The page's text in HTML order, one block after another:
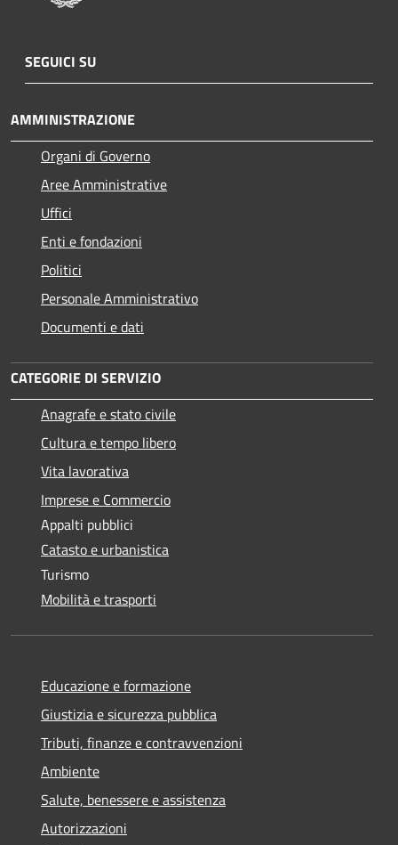
SEGUICI SU
AMMINISTRAZIONE
Organi di Governo
Aree Amministrative
Uffici
Enti e fondazioni
Politici
Personale Amministrativo
Documenti e dati
CATEGORIE DI SERVIZIO
Anagrafe e stato civile
Cultura e tempo libero
Vita lavorativa
Imprese e Commercio
Appalti pubblici
Catasto e urbanistica
Turismo
Mobilità e trasporti
Educazione e formazione
Giustizia e sicurezza pubblica
Tributi, finanze e contravvenzioni
Ambiente
Salute, benessere e assistenza
Autorizzazioni